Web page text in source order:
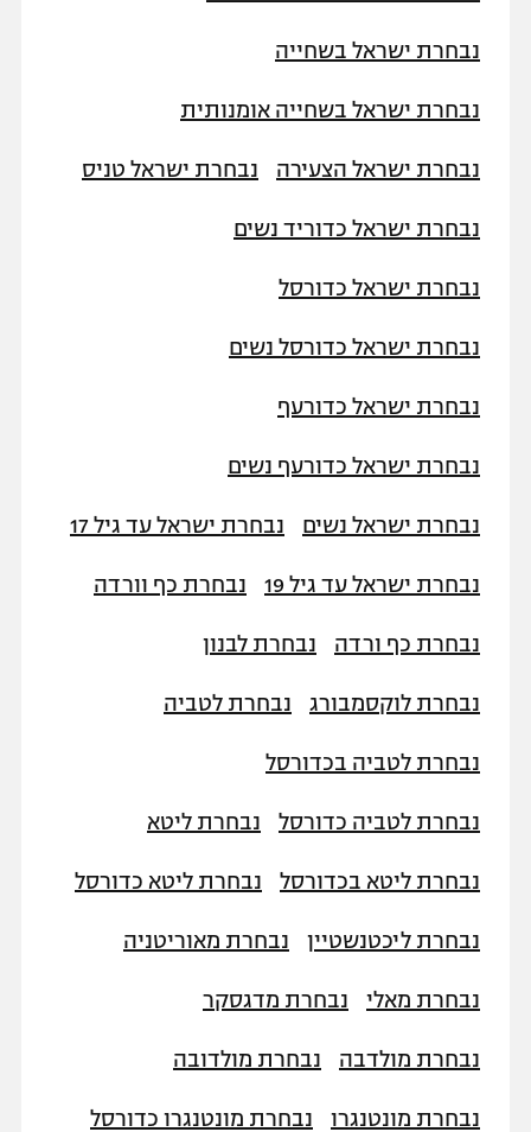
נבחרת ישראל בשחייה
נבחרת ישראל בשחייה אומנותית
נבחרת ישראל הצעירה נבחרת ישראל טניס
נבחרת ישראל כדוריד נשים
נבחרת ישראל כדורסל
נבחרת ישראל כדורסל נשים
נבחרת ישראל כדורעף
נבחרת ישראל כדורעף נשים
נבחרת ישראל נשים נבחרת ישראל עד גיל 17
נבחרת ישראל עד גיל 19 נבחרת כף וורדה
נבחרת כף ורדה נבחרת לבנון
נבחרת לוקסמבורג נבחרת לטביה
נבחרת לטביה בכדורסל
נבחרת לטביה כדורסל נבחרת ליטא
נבחרת ליטא בכדורסל נבחרת ליטא כדורסל
נבחרת ליכטנשטיין נבחרת מאוריטניה
נבחרת מאלי נבחרת מדגסקר
נבחרת מולדבה נבחרת מולדובה
נבחרת מונטנגרו נבחרת מונטנגרו כדורסל